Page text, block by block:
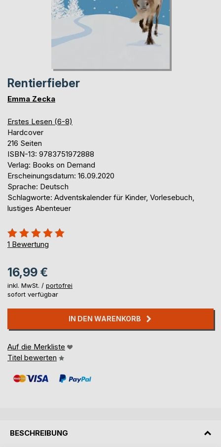
Rentierfieber
Emma Zecka
Erstes Lesen (6-8)
Hardcover
216 Seiten
ISBN-13: 9783751972888
Verlag: Books on Demand
Erscheinungsdatum: 16.09.2020
Sprache: Deutsch
Schlagworte: Adventskalender für Kinder, Vorlesebuch,
lustiges Abenteuer
Bewertung::
100%
1 Bewertung
16,99 €
inkl. MwSt. / portofrei
sofort verfügbar
IN DEN WARENKORB
Auf die Merkliste
Titel bewerten
BESCHREIBUNG